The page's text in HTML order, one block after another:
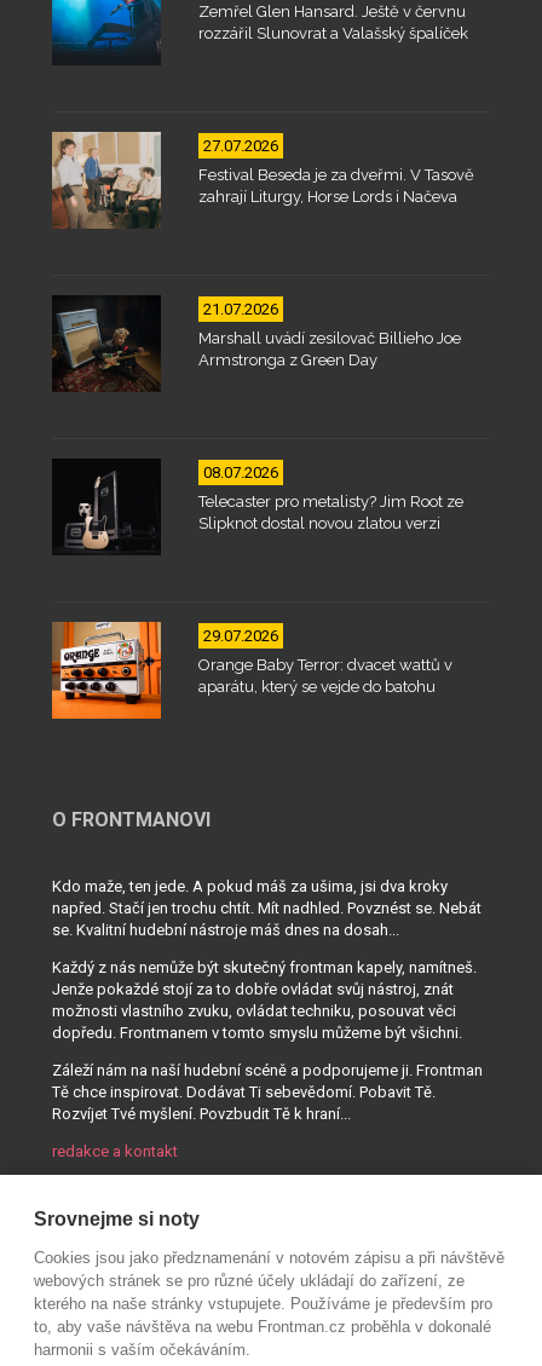
Zemřel Glen Hansard. Ještě v červnu
rozzářil Slunovrat a Valašský špalíček
27.07.2026
Festival Beseda je za dveřmi. V Tasově
zahrají Liturgy, Horse Lords i Načeva
21.07.2026
Marshall uvádí zesilovač Billieho Joe
Armstronga z Green Day
08.07.2026
Telecaster pro metalisty? Jim Root ze
Slipknot dostal novou zlatou verzi
29.07.2026
Orange Baby Terror: dvacet wattů v
aparátu, který se vejde do batohu
O FRONTMANOVI
Kdo maže, ten jede. A pokud máš za ušima, jsi dva kroky
napřed. Stačí jen trochu chtít. Mít nadhled. Povznést se. Nebát
se. Kvalitní hudební nástroje máš dnes na dosah...
Každý z nás nemůže být skutečný frontman kapely, namítneš.
Jenže pokaždé stojí za to dobře ovládat svůj nástroj, znát
možnosti vlastního zvuku, ovládat techniku, posouvat věci
dopředu. Frontmanem v tomto smyslu můžeme být všichni.
Záleží nám na naší hudební scéně a podporujeme ji. Frontman
Tě chce inspirovat. Dodávat Ti sebevědomí. Pobavit Tě.
Rozvíjet Tvé myšlení. Povzbudit Tě k hraní...
redakce a kontakt
Srovnejme si noty
Cookies jsou jako předznamenání v notovém zápisu a při návštěvě
webových stránek se pro různé účely ukládají do zařízení, ze
kterého na naše stránky vstupujete. Používáme je především pro
to, aby vaše návštěva na webu Frontman.cz proběhla v dokonalé
harmonii s vaším očekáváním.